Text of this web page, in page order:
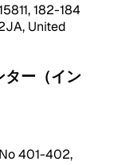
182-184
United
ター（イン
401-402,